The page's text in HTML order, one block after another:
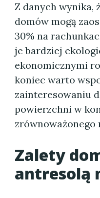
Z danych wynika,
domów mogą
30% na
je bardziej
ekonomicznymi
koniec warto
zainteresowaniu
powierzchni w
zrównoważonego
Zalety
antresolą